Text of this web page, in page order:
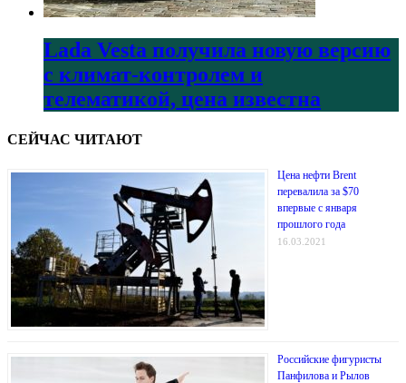
Lada Vesta получила новую версию
с климат-контролем и
телематикой, цена известна
СЕЙЧАС ЧИТАЮТ
Цена нефти Brent
перевалила за $70
впервые с января
прошлого года
16.03.2021
Российские фигуристы
Панфилова и Рылов